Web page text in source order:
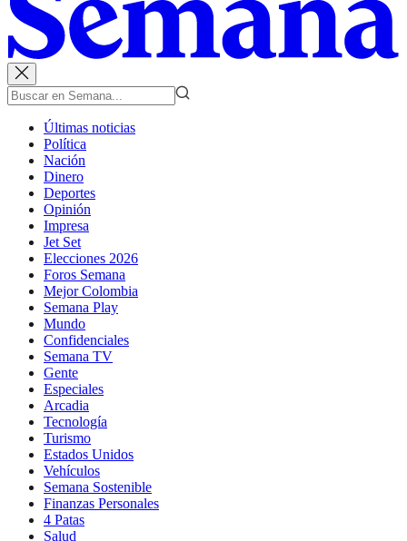
Últimas noticias
Política
Nación
Dinero
Deportes
Opinión
Impresa
Jet Set
Elecciones 2026
Foros Semana
Mejor Colombia
Semana Play
Mundo
Confidenciales
Semana TV
Gente
Especiales
Arcadia
Tecnología
Turismo
Estados Unidos
Vehículos
Semana Sostenible
Finanzas Personales
4 Patas
Salud